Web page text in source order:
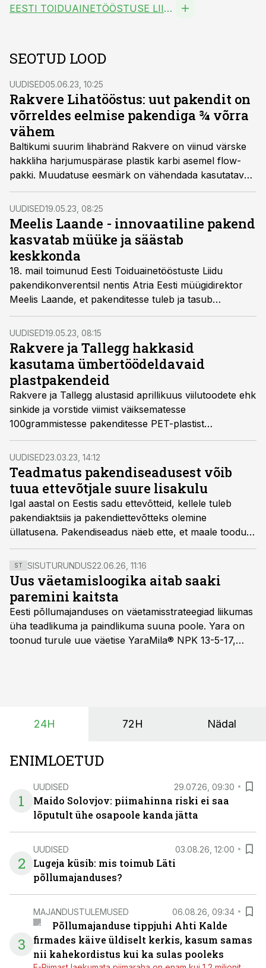
EESTI TOIDUAINETÖÖSTUSE LIIT MTÜ
SEOTUD LOOD
UUDISED05.06.23, 10:25
Rakvere Lihatööstus: uut pakendit on
võrreldes eelmise pakendiga ¾ võrra
vähem
Baltikumi suurim lihabränd Rakvere on viinud värske
hakkliha harjumuspärase plastik karbi asemel flow-
pakki. Muudatuse eesmärk on vähendada kasutatava
plasti ja pakendi määra ja säilitada seejuures
hakklihade kõrge kvaliteet. Kokku vähendatakse
plastiku tarbimist 70 tonni aastas ja komposiitmaterjali
asemel kasutatakse 100% ringlusesse võetavat PP-
plasti.
UUDISED19.05.23, 08:25
Meelis Laande - innovaatiline pakend
kasvatab müüke ja säästab
keskkonda
18. mail toimunud Eesti Toiduainetööstuste Liidu
pakendikonverentsil nentis Atria Eesti müügidirektor
Meelis Laande, et pakenditesse tuleb ja tasub
panustada. Samas ettevõtjatel puudub selgus, mis
materjale meil Eestis ollakse võimelised ümbertöötlema
ja mida mitte - see takistab investeeringuid.
UUDISED19.05.23, 08:15
Rakvere ja Tallegg hakkasid
kasutama ümbertöödeldavaid
plastpakendeid
Rakvere ja Tallegg alustasid aprillikuus viilutoodete ehk
sinkide ja vorstide viimist väiksematesse
100grammistesse pakenditesse PET-plastist
pakendisse, mis on ümbertöödeldavad ja vähendavad
seega oluliselt plasttoodete mõju keskkonnale.
UUDISED23.03.23, 14:12
Teadmatus pakendiseadusest võib
tuua ettevõtjale suure lisakulu
Igal aastal on Eestis sadu ettevõtteid, kellele tuleb
pakendiaktsiis ja pakendiettevõtteks olemine
üllatusena. Pakendiseadus näeb ette, et maale toodud
ja Eestis pakendatud ning siin müüdud toodete ümber
olev pakend tuleb ettevõtjatel kokku koguda ja
taaskasutada. Valdavalt seda ettevõtjad ei tee ning
seetõttu tuleb tasuda riigile pakendiaktsiisi.
ST SISUTURUNDUS22.06.26, 11:16
Uus väetamisloogika aitab saaki
paremini kaitsta
Eesti põllumajanduses on väetamisstrateegiad liikumas
üha teadlikuma ja paindlikuma suuna poole. Yara on
toonud turule uue väetise YaraMila® NPK 13-5-17,
24H 72H Nädal
ENIMLOETUD
1
UUDISED 29.07.26, 09:30
Maido Solovjov: piimahinna riski ei saa
lõputult ühe osapoole kanda jätta
2
UUDISED 03.08.26, 12:00
Lugeja küsib: mis toimub Läti
põllumajanduses?
3
MAJANDUSTULEMUSED 06.08.26, 09:34
Põllumajanduse tippjuhi Ahti Kalde
firmades käive üldiselt kerkis, kasum samas
nii kahekordistus kui ka sulas pooleks